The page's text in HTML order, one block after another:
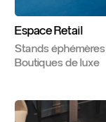
EspaceRetail
Stands éphémères
Boutiques de luxe